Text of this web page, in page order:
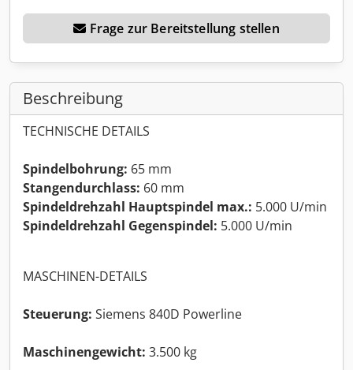
Frage zur Bereitstellung stellen
Beschreibung
TECHNISCHE DETAILS
Spindelbohrung: 65 mm
Stangendurchlass: 60 mm
Spindeldrehzahl Hauptspindel max.: 5.000 U/min
Spindeldrehzahl Gegenspindel: 5.000 U/min
MASCHINEN-DETAILS
Steuerung: Siemens 840D Powerline
Maschinengewicht: 3.500 kg